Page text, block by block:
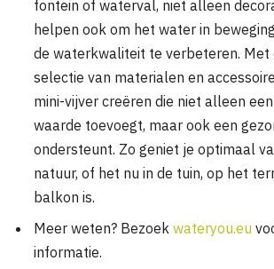
fontein of waterval, niet alleen
helpen ook om het water in
de waterkwaliteit te verbeteren. Met
selectie van materialen en
mini-vijver creëren die niet alleen
waarde toevoegt, maar ook een
ondersteunt. Zo geniet je optimaal
natuur, of het nu in de tuin, op het
balkon is.
Meer weten? Bezoek wateryou.eu
informatie.